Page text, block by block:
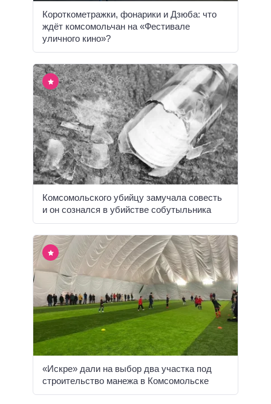
Короткометражки, фонарики и Дзюба: что
ждёт комсомольчан на «Фестивале
уличного кино»?
Комсомольского убийцу замучала совесть
и он сознался в убийстве собутыльника
«Искре» дали на выбор два участка под
строительство манежа в Комсомольске